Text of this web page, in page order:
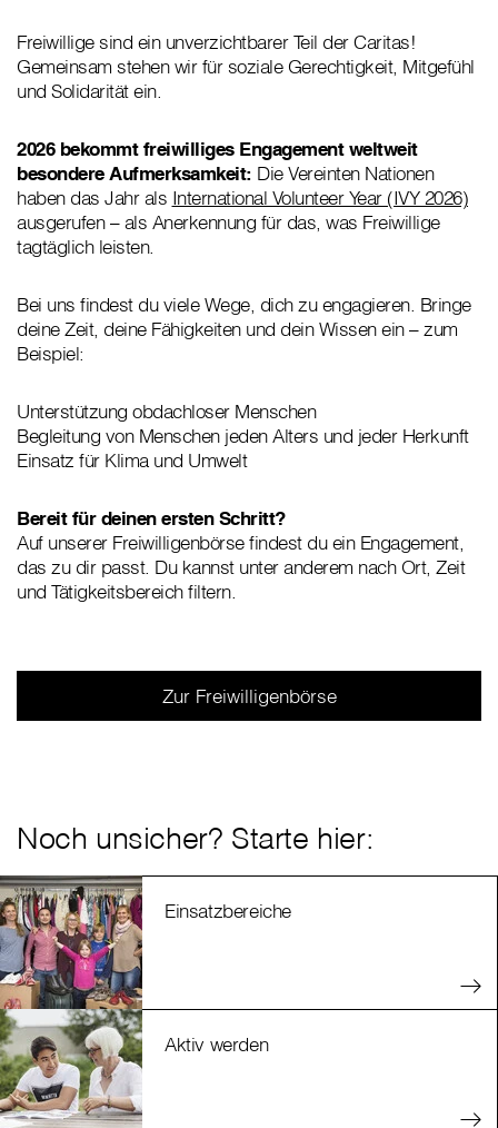
Freiwillige sind ein unverzichtbarer Teil der Caritas!
Gemeinsam stehen wir für soziale Gerechtigkeit, Mitgefühl
und Solidarität ein.
2026 bekommt freiwilliges Engagement weltweit
besondere Aufmerksamkeit: Die Vereinten Nationen
haben das Jahr als International Volunteer Year (IVY 2026)
ausgerufen – als Anerkennung für das, was Freiwillige
tagtäglich leisten.
Bei uns findest du viele Wege, dich zu engagieren. Bringe
deine Zeit, deine Fähigkeiten und dein Wissen ein – zum
Beispiel:
Unterstützung obdachloser Menschen
Begleitung von Menschen jeden Alters und jeder Herkunft
Einsatz für Klima und Umwelt
Bereit für deinen ersten Schritt?
Auf unserer Freiwilligenbörse findest du ein Engagement,
das zu dir passt. Du kannst unter anderem nach Ort, Zeit
und Tätigkeitsbereich filtern.
Zur Freiwilligenbörse
Noch unsicher? Starte hier:
Einsatzbereiche
Aktiv werden